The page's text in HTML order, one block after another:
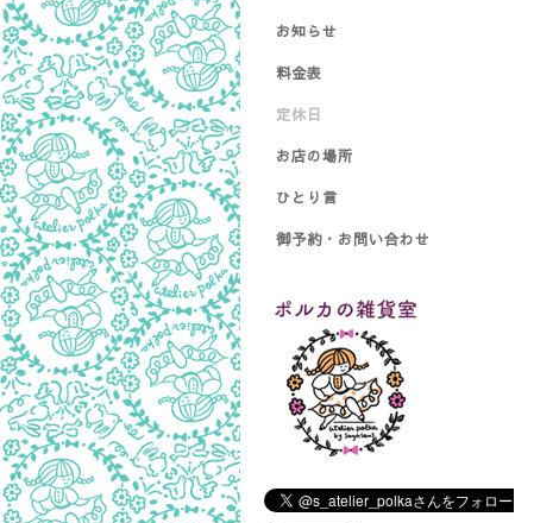
お知らせ
料金表
定休日
お店の場所
ひとり言
御予約・お問い合わせ